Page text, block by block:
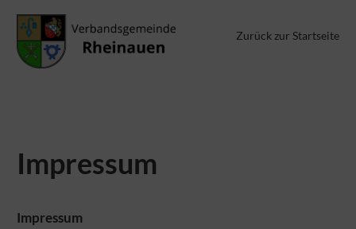
Zurück zur Startseite
Impressum
Impressum